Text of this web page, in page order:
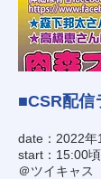
■CSR配信
date：2022年
start：15:00
＠ツイキャス